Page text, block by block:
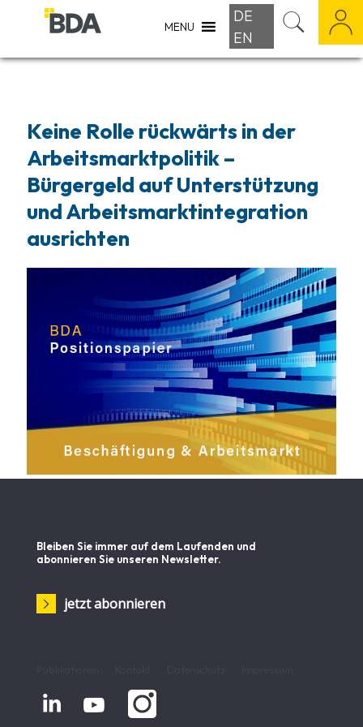
MENU
DE
EN
Keine Rolle rückwärts in der
Arbeitsmarktpolitik –
Bürgergeld auf Unterstützung
und Arbeitsmarktintegration
ausrichten
Bleiben Sie immer auf dem Laufenden und
abonnieren Sie unseren Newsletter.
jetzt abonnieren
 